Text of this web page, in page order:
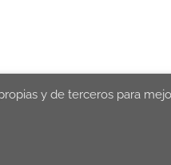
y de terceros para